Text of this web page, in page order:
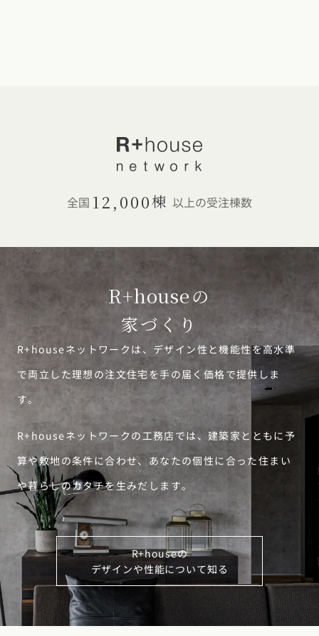
全国 12,000棟 以上の受注棟数
R+houseの
家づくり
R+houseネットワークは、デザイン性と機能性を高水準
で両立した理想の注文住宅を手の届く価格で提供しま
す。
R+houseネットワークの工務店では、建築家とともに予
算や敷地の条件に合わせ、あなたの個性に合った住まい
や暮らしのカタチを生みだします。
R+houseの
デザインや性能について知る